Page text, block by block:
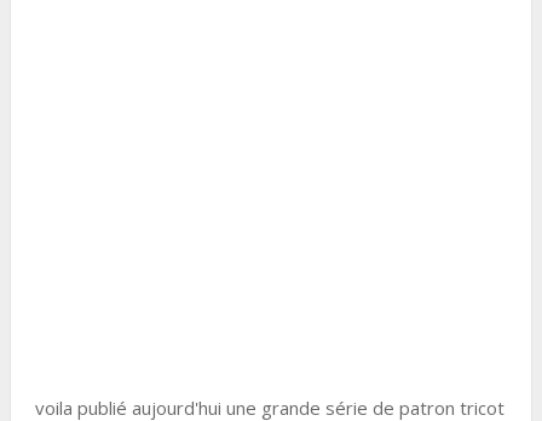
voila publié aujourd'hui une grande série de patron tricot